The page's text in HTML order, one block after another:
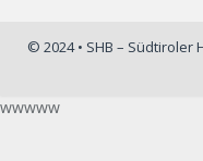
© 2024 • SHB – Südtiroler
wwwww